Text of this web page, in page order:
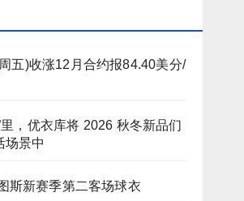
五)收涨12月合约报84.40美分/
，优衣库将 2026 秋冬新品们
场景中
斯新赛季第二客场球衣